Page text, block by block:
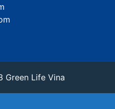
Life Vina